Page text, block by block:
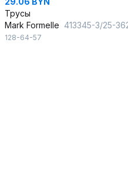
Трусы
Mark Formelle 413345-3/25-
128-64-57